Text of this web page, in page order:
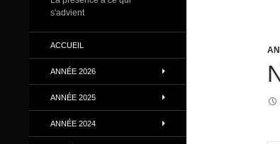
s'advient
ACCUEIL
ANNÉE 2026
ANNÉE 2025
ANNÉE 2024